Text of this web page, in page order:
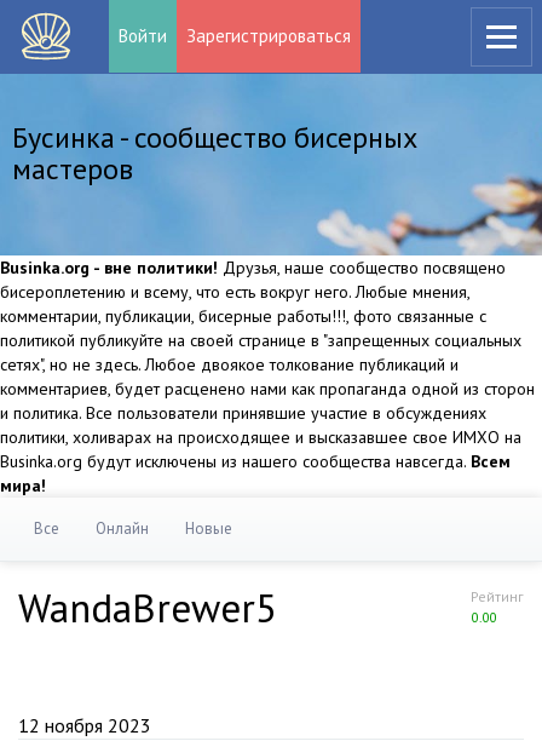
Войти Зарегистрироваться
Бусинка - сообщество бисерных
мастеров
Businka.org - вне политики! Друзья, наше сообщество посвящено
бисероплетению и всему, что есть вокруг него. Любые мнения,
комментарии, публикации, бисерные работы!!!, фото связанные с
политикой публикуйте на своей странице в "запрещенных социальных
сетях", но не здесь. Любое двоякое толкование публикаций и
комментариев, будет расценено нами как пропаганда одной из сторон
и политика. Все пользователи принявшие участие в обсуждениях
политики, холиварах на происходящее и высказавшее свое ИМХО на
Businka.org будут исключены из нашего сообщества навсегда. Всем
мира!
Все Онлайн Новые
Рейтинг
0.00
WandaBrewer5
12 ноября 2023